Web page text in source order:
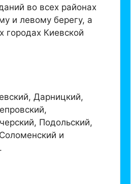
во всех районах
и левому берегу, а
городах Киевской
Дарницкий,
Подольский,
и